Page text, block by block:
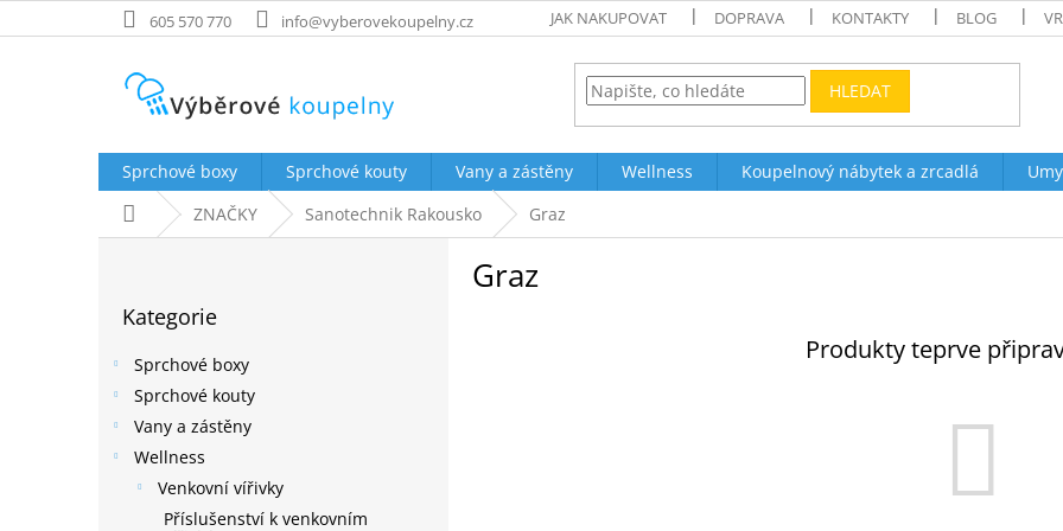
na
605 570 770 info@vyberovekoupelny.cz JAK NAKUPOVAT DOPRAVA KONTAKTY BLOG
HLEDAT
Sprchové boxy Sprchové kouty Vany a zástěny Wellness Koupelnový nábytek a zrcadlá
Domů ZNAČKY Sanotechnik Rakousko Graz
kategorie
Kategorie
Sprchové boxy
Sprchové kouty
Vany a zástěny
Wellness
Venkovní vířivky
Příslušenství k venkovním
Graz
Produkty teprve